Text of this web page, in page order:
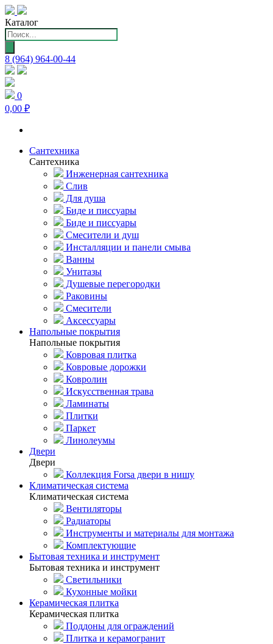
Каталог
Поиск
товаров
8 (964) 964-00-44
0
0,00 ₽
Сантехника
Сантехника
Инженерная сантехника
Слив
Для душа
Биде и писсуары
Биде и писсуары
Смесители и душ
Инсталляции и панели смыва
Ванны
Унитазы
Душевые перегородки
Раковины
Смесители
Аксессуары
Напольные покрытия
Напольные покрытия
Ковровая плитка
Ковровые дорожки
Ковролин
Искусственная трава
Ламинаты
Плитки
Паркет
Линолеумы
Двери
Двери
Коллекция Forsa двери в нишу
Климатическая система
Климатическая система
Вентиляторы
Радиаторы
Инструменты и материалы для монтажа
Комплектующие
Бытовая техника и инструмент
Бытовая техника и инструмент
Светильники
Кухонные мойки
Керамическая плитка
Керамическая плитка
Поддоны для ограждений
Плитка и керамогранит